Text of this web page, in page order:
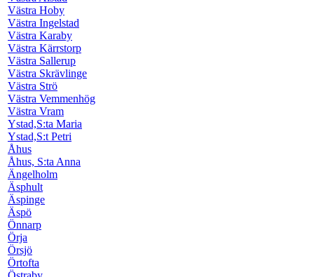
Västra Hoby
Västra Ingelstad
Västra Karaby
Västra Kärrstorp
Västra Sallerup
Västra Skrävlinge
Västra Strö
Västra Vemmenhög
Västra Vram
Ystad,S:ta Maria
Ystad,S:t Petri
Åhus
Åhus, S:ta Anna
Ängelholm
Äsphult
Äspinge
Äspö
Önnarp
Örja
Örsjö
Örtofta